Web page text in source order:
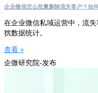
企业微信怎么批量删除流失客户？如
在企业微信私域运营中，流
扰数据统计。
查看 »
企微研究院-发布